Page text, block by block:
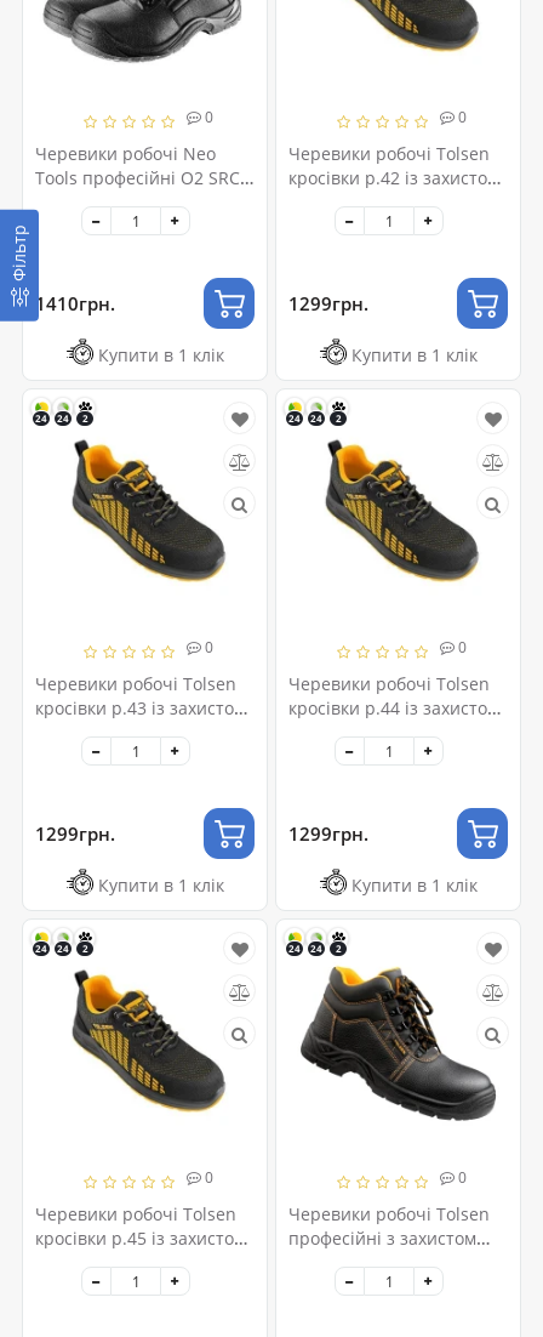
Фільтр
0
Черевики робочі Neo
Tools професійні O2 SRC,
шкіра, розмір 46, CE (82-
770-46)
1410грн.
Купити в 1 клік
0
Черевики робочі Tolsen
кросівки р.42 із захистом
(45374)
1299грн.
Купити в 1 клік
24 24 2
0
Черевики робочі Tolsen
кросівки р.43 із захистом
(45375)
1299грн.
Купити в 1 клік
24 24 2
0
Черевики робочі Tolsen
кросівки р.44 із захистом
(45376)
1299грн.
Купити в 1 клік
24 24 2
0
Черевики робочі Tolsen
кросівки р.45 із захистом
(45377)
24 24 2
0
Черевики робочі Tolsen
професійні з захистом
р.43 (45355)